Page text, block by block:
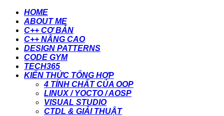
HOME
ABOUT ME
C++ CƠ BẢN
C++ NÂNG CAO
DESIGN PATTERNS
CODE GYM
TECH365
KIẾN THỨC TỔNG HỢP
4 TÍNH CHẤT CỦA OOP
LINUX / YOCTO / AOSP
VISUAL STUDIO
CTDL & GIẢI THUẬT